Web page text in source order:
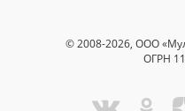
© 2008-2026, ООО
ОГРН